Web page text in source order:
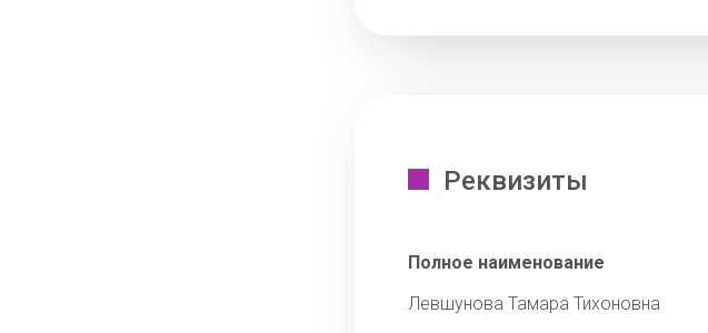
Реквизиты
Полное наименование
Левшунова Тамара Тихоновна